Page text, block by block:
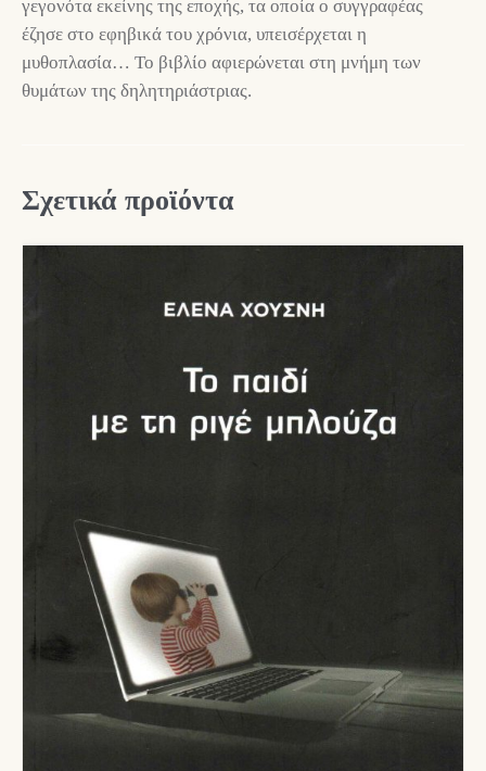
γεγονότα εκείνης της εποχής, τα οποία ο συγγραφέας
έζησε στο εφηβικά του χρόνια, υπεισέρχεται η
μυθοπλασία… Το βιβλίο αφιερώνεται στη μνήμη των
θυμάτων της δηλητηριάστριας.
Σχετικά προϊόντα